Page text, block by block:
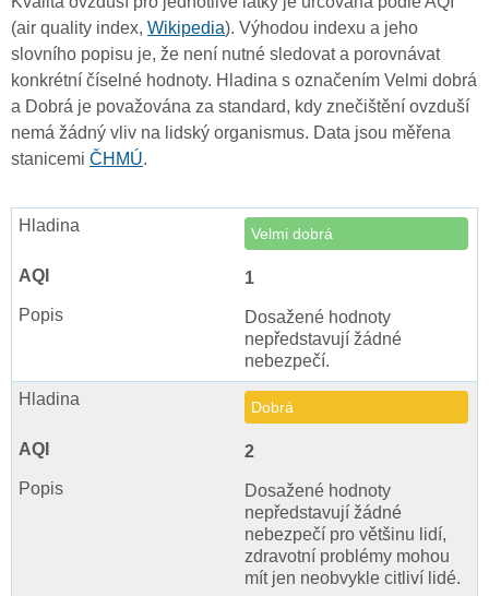
(air quality index, Wikipedia). Výhodou indexu a jeho
slovního popisu je, že není nutné sledovat a porovnávat
konkrétní číselné hodnoty. Hladina s označením Velmi dobrá
a Dobrá je považována za standard, kdy znečištění ovzduší
nemá žádný vliv na lidský organismus. Data jsou měřena
stanicemi ČHMÚ.
Velmi dobrá
1
Dosažené hodnoty
nepředstavují žádné
nebezpečí.
Dobrá
2
Dosažené hodnoty
nepředstavují žádné
nebezpečí pro většinu lidí,
zdravotní problémy mohou
mít jen neobvykle citliví lidé.